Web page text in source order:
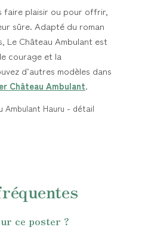
faire plaisir ou pour offrir,
sûre. Adapté du roman
Le Château Ambulant est
courage et la
d’autres modèles dans
Château Ambulant.
ce poster ?